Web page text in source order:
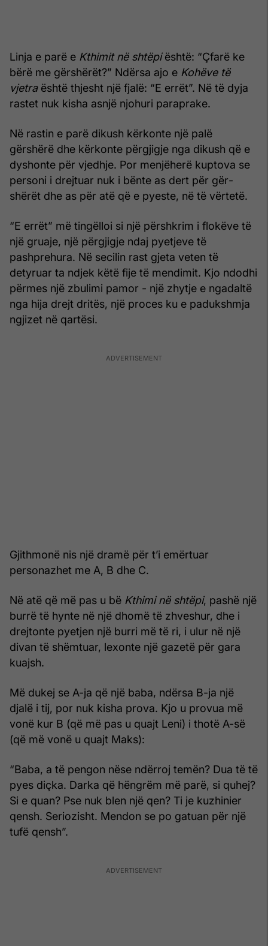
Linja e parë e Kthimit në shtëpiështë: “Çfarë ke
bërë me gër­shërët?” Ndërsa ajo e Kohëve të
vjetraështë thjesht një fjalë: “E errët”. Në të dyja
rastet nuk kisha asnjë njohuri paraprake.
Në rastin e parë dikush kërkonte një palë
gërshërë dhe kër­konte përgjigje nga dikush që e
dyshonte për vjedhje. Por menjë­herë kuptova se
personi i drejtuar nuk i bënte as dert për gër­
shërët dhe as për atë që e pyeste, në të vërtetë.
“E errët” më tingëlloi si një përshkrim i flokëve të
një gruaje, një përgjigje ndaj pyetjeve të
pashprehura. Në secilin rast gjeta veten të
detyruar ta ndjek këtë fije të mendimit. Kjo ndodhi
përmes një zbulimi pamor - një zhytje e ngadaltë
nga hija drejt dritës, një proces ku e padukshmja
ngjizet në qartësi.
Gjithmonë nis një dramë për t’i emërtuar
personazhet me A, B dhe C.
Në atë që më pas u bë Kthimi në shtëpi, pashë një
burrë të hynte në një dhomë të zhveshur, dhe i
drejtonte pyetjen një burri më të ri, i ulur në një
divan të shëmtuar, lexonte një gazetë për gara
kuajsh.
Më dukej se A-ja që një baba, ndërsa B-ja një
djalë i tij, por nuk kisha prova. Kjo u provua më
vonë kur B (që më pas u quajt Leni) i thotë A-së
(që më vonë u quajt Maks):
“Baba, a të pengon nëse ndërroj temën? Dua të të
pyes diçka. Darka që hëngrëm më parë, si quhej?
Si e quan? Pse nuk blen një qen? Ti je kuzhinier
qensh. Seriozisht. Mendon se po gatuan për një
tufë qensh”.